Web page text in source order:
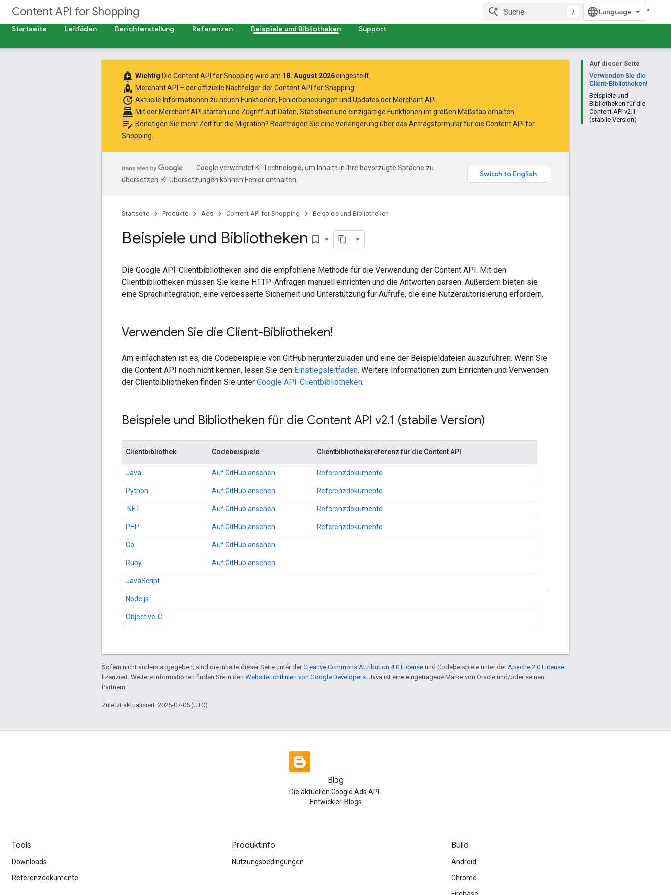
Content API for Shopping
/
Startseite
Leitfäden Berichterstellung Referenzen Beispiele und Bibliotheken Support
Auf dieser Seite
Verwenden Sie die
Client-Bibliotheken!
Beispiele und
Bibliotheken für die
Content API v2.1
(stabile Version)
add_alert Wichtig:Die Content API for Shopping wird am 18. August 2026eingestellt.
rocket Merchant API – der offizielle Nachfolger der Content API for Shopping.
update Aktuelle Informationen zu neuen Funktionen, Fehlerbehebungen und Updates der Merchant API.
point_of_sale Mit der Merchant API starten und Zugriff auf Daten, Statistiken und einzigartige Funktionen im großen Maßstab erhalten.
edit_note Benötigen Sie mehr Zeit für die Migration? Beantragen Sie eine Verlängerung über das Antragsformular für die Content API for
Shopping
Google verwendet KI-Technologie, um Inhalte in Ihre bevorzugte Sprache zu
übersetzen. KI-Übersetzungen können Fehler enthalten.
Startseite Produkte Ads Content API for Shopping Beispiele und Bibliotheken
Beispiele und Bibliotheken bookmark_border
Die Google API-Clientbibliotheken sind die empfohlene Methode für die Verwendung der Content API. Mit den
Clientbibliotheken müssen Sie keine HTTP-Anfragen manuell einrichten und die Antworten parsen. Außerdem bieten sie
eine Sprachintegration, eine verbesserte Sicherheit und Unterstützung für Aufrufe, die eine Nutzerautorisierung erfordern.
Verwenden Sie die Client-Bibliotheken!
Am einfachsten ist es, die Codebeispiele von GitHub herunterzuladen und eine der Beispieldateien auszuführen. Wenn Sie
die Content API noch nicht kennen, lesen Sie den Einstiegsleitfaden. Weitere Informationen zum Einrichten und Verwenden
der Clientbibliotheken finden Sie unter Google API-Clientbibliotheken.
Beispiele und Bibliotheken für die Content API v2.1 (stabile Version)
Clientbibliothek Codebeispiele Clientbibliotheksreferenz für die Content API
Java Auf GitHub ansehen Referenzdokumente
Python Auf GitHub ansehen Referenzdokumente
.NET Auf GitHub ansehen Referenzdokumente
PHP Auf GitHub ansehen Referenzdokumente
Go Auf GitHub ansehen
Ruby Auf GitHub ansehen
JavaScript
Node.js
Objective-C
Sofern nicht anders angegeben, sind die Inhalte dieser Seite unter derCreative Commons Attribution 4.0 License und Codebeispiele unter der Apache 2.0 License
lizenziert. Weitere Informationen finden Sie in den Websiterichtlinien von Google Developers . Java ist eine eingetragene Marke von Oracle und/oder seinen
Partnern.
Zuletzt aktualisiert: 2026-07-06 (UTC).
Blog
Die aktuellen Google Ads API-
Entwickler-Blogs
Tools
Downloads
Referenzdokumente
Produktinfo
Nutzungsbedingungen
Build
Android
Chrome